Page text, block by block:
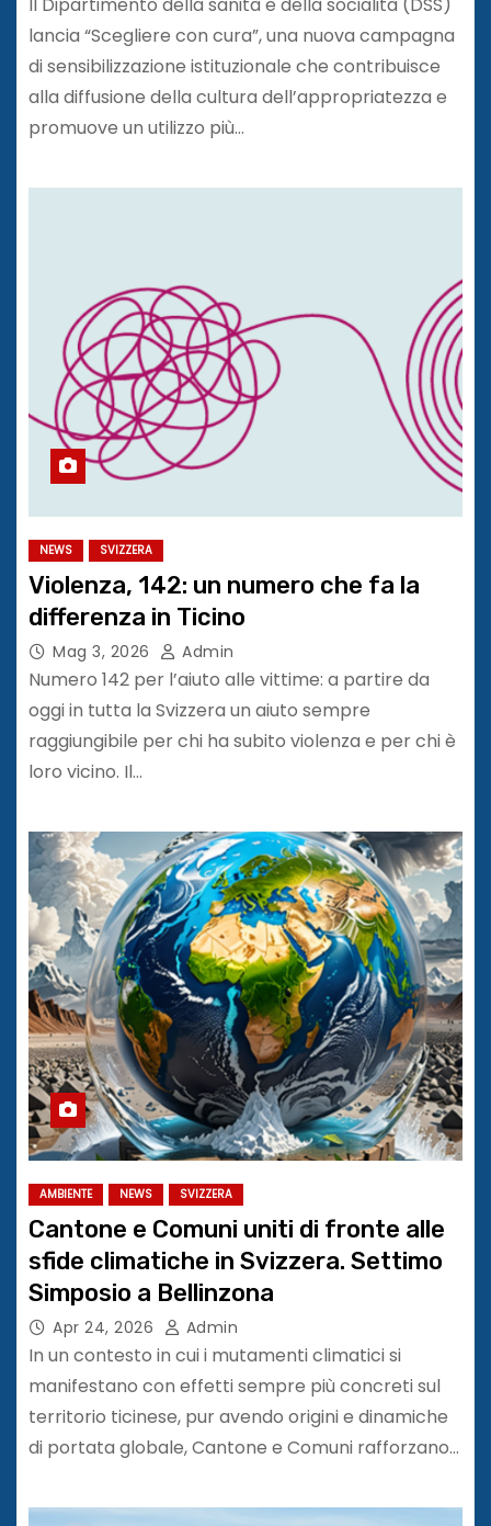
lancia “Scegliere con cura”, una nuova campagna
di sensibilizzazione istituzionale che contribuisce
alla diffusione della cultura dell’appropriatezza e
promuove un utilizzo più…
NEWS SVIZZERA
Violenza, 142: un numero che fa la
differenza in Ticino
Mag 3, 2026 Admin
Numero 142 per l’aiuto alle vittime: a partire da
oggi in tutta la Svizzera un aiuto sempre
raggiungibile per chi ha subito violenza e per chi è
loro vicino. Il…
AMBIENTE NEWS SVIZZERA
Cantone e Comuni uniti di fronte alle
sfide climatiche in Svizzera. Settimo
Simposio a Bellinzona
Apr 24, 2026 Admin
In un contesto in cui i mutamenti climatici si
manifestano con effetti sempre più concreti sul
territorio ticinese, pur avendo origini e dinamiche
di portata globale, Cantone e Comuni rafforzano…